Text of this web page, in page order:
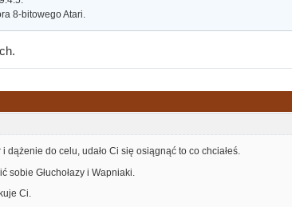
8-bitowego Atari.
dążenie do celu, udało Ci się osiągnąć to co chciałeś.
sobie Głuchołazy i Wapniaki.
Ci.